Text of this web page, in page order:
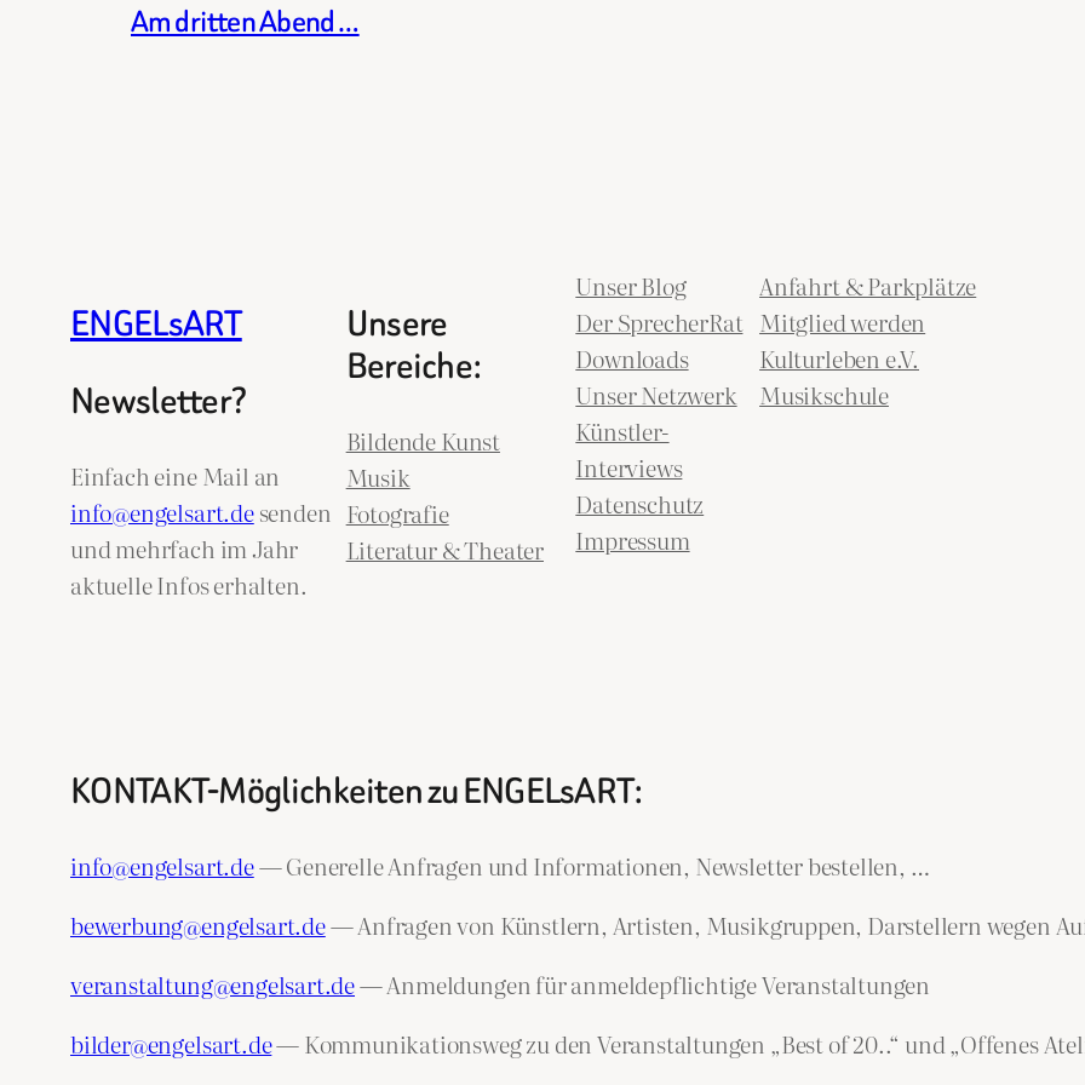
Am dritten Abend …
ENGELsART
Newsletter?
Einfach eine Mail an
info@engelsart.desenden
und mehrfach im Jahr
aktuelle Infos erhalten.
Unsere
Bereiche:
Bildende Kunst
Musik
Fotografie
Literatur & Theater
Unser Blog
Der SprecherRat
Downloads
Unser Netzwerk
Künstler-
Interviews
Datenschutz
Impressum
Anfahrt & Parkplätze
Mitglied werden
Kulturleben e.V.
Musikschule
KONTAKT-Möglichkeiten zu ENGELsART:
info@engelsart.de— Generelle Anfragen und Informationen, Newsletter bestellen, …
bewerbung@engelsart.de— Anfragen von Künstlern, Artisten, Musikgruppen, Darstellern wegen
veranstaltung@engelsart.de— Anmeldungen für anmeldepflichtige Veranstaltungen
bilder@engelsart.de— Kommunikationsweg zu den Veranstaltungen „Best of 20..“ und „Offenes